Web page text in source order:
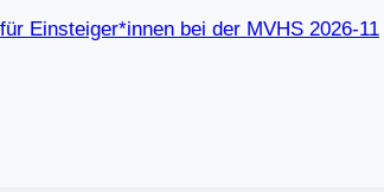
Einsteiger*innen bei der MVHS 2026-11